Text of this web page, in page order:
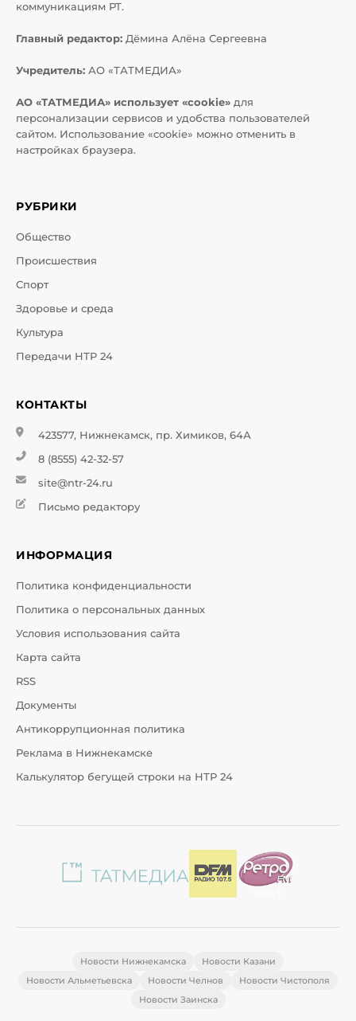
коммуникациям РТ.
Главный редактор: Дёмина Алёна Сергеевна
Учредитель: АО «ТАТМЕДИА»
АО «ТАТМЕДИА» использует «cookie» для
персонализации сервисов и удобства пользователей
сайтом. Использование «cookie» можно отменить в
настройках браузера.
РУБРИКИ
Общество
Происшествия
Спорт
Здоровье и среда
Культура
Передачи НТР 24
КОНТАКТЫ
423577, Нижнекамск, пр. Химиков, 64А
8 (8555) 42-32-57
site@ntr-24.ru
Письмо редактору
ИНФОРМАЦИЯ
Политика конфиденциальности
Политика о персональных данных
Условия использования сайта
Карта сайта
RSS
Документы
Антикоррупционная политика
Реклама в Нижнекамске
Калькулятор бегущей строки на НТР 24
Новости Нижнекамска
Новости Казани
Новости Альметьевска
Новости Челнов
Новости Чистополя
Новости Заинска